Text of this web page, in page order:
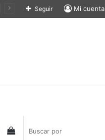
Mi cuenta
Seguir
Ver